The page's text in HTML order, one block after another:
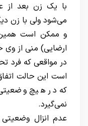
با یک زن بعد
می‌شود ولی با زن
و ممکن است همین
ارضایی) منی از وی
در مواقعی که فرد
است این حالت
که در هیچ
نمی‌گیرد.
عدم انزال وضعیتی